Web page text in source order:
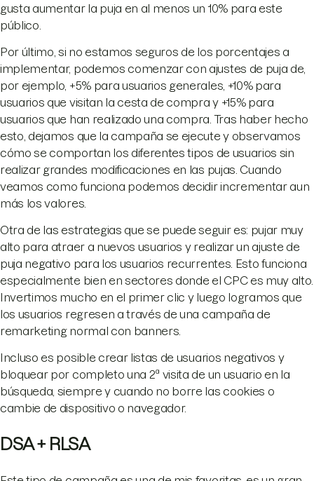
gusta aumentar la puja en al menos un 10% para este
público.
Por último, si no estamos seguros de los porcentajes a
implementar, podemos comenzar con ajustes de puja de,
por ejemplo, +5% para usuarios generales, +10% para
usuarios que visitan la cesta de compra y +15% para
usuarios que han realizado una compra. Tras haber hecho
esto, dejamos que la campaña se ejecute y observamos
cómo se comportan los diferentes tipos de usuarios sin
realizar grandes modificaciones en las pujas. Cuando
veamos como funciona podemos decidir incrementar aun
más los valores.
Otra de las estrategias que se puede seguir es: pujar muy
alto para atraer a nuevos usuarios y realizar un ajuste de
puja negativo para los usuarios recurrentes. Esto funciona
especialmente bien en sectores donde el CPC es muy alto.
Invertimos mucho en el primer clic y luego logramos que
los usuarios regresen a través de una campaña de
remarketing normal con banners.
Incluso es posible crear listas de usuarios negativos y
bloquear por completo una 2ª visita de un usuario en la
búsqueda, siempre y cuando no borre las cookies o
cambie de dispositivo o navegador.
DSA + RLSA